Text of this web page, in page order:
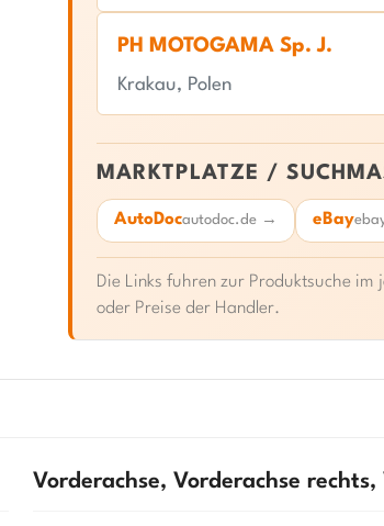
PH MOTOGAMA Sp. J.
Krakau, Polen
MARKTPLATZE /
AutoDocautodoc.de → eBay
Die Links fuhren zur Produktsuche
oder Preise der Handler.
Vorderachse, Vorderachse